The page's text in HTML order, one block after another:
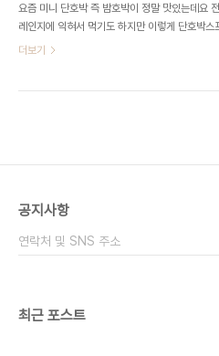
요즘 미니 단호박 즉 밤호박이 정말 맛있는데요
레인지에 익혀서 먹기도 하지만 이렇게 단호박스
만들기 해서 먹으니 부드럽고 맛있다고 해야 할까
이잖아요 밤호박을 가지고 만들어보았어요 우선 밤
에 넣어준 후 익혀주세요 전자레인지에서 6분 정도
더보기
공지사항
연락처 및 SNS 주소
최근 포스트